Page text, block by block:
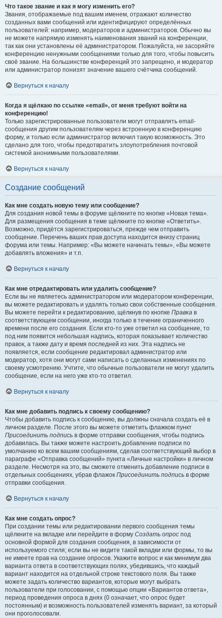
Что такое звание и как я могу изменить его?
Звания, отображаемые под вашим именем, отражают количество
созданных вами сообщений или идентифицируют определённых
пользователей: например, модераторов и администраторов. Обычно вы
не можете напрямую изменять наименования званий на конференции,
так как они установлены её администратором. Пожалуйста, не засоряйте
конференцию ненужными сообщениями только для того, чтобы повысить
своё звание. На большинстве конференций это запрещено, и модератор
или администратор понизят значение вашего счётчика сообщений.
Вернуться к началу
Когда я щёлкаю по ссылке «email», от меня требуют войти на
конференцию!
Только зарегистрированные пользователи могут отправлять email-
сообщения другим пользователям через встроенную в конференцию
форму, и только если администратор включил такую возможность. Это
сделано для того, чтобы предотвратить злоупотребления почтовой
системой анонимными пользователями.
Вернуться к началу
Создание сообщений
Как мне создать новую тему или сообщение?
Для создания новой темы в форуме щёлкните по кнопке «Новая тема».
Для размещения сообщения в теме щёлкните по кнопке «Ответить».
Возможно, придётся зарегистрироваться, прежде чем отправить
сообщение. Перечень ваших прав доступа находится внизу страниц
форума или темы. Например: «Вы можете начинать темы», «Вы можете
добавлять вложения» и т.п.
Вернуться к началу
Как мне отредактировать или удалить сообщение?
Если вы не являетесь администратором или модератором конференции,
вы можете редактировать и удалять только свои собственные сообщения.
Вы можете перейти к редактированию, щёлкнув по кнопке Правка в
соответствующем сообщении, иногда только в течение ограниченного
времени после его создания. Если кто-то уже ответил на сообщение, то
под ним появится небольшая надпись, которая показывает количество
правок, а также дату и время последней из них. Эта надпись не
появляется, если сообщение редактировал администратор или
модератор, хотя они могут сами написать о сделанных изменениях по
своему усмотрению. Учтите, что обычные пользователи не могут удалить
сообщение, если на него уже кто-то ответил.
Вернуться к началу
Как мне добавить подпись к своему сообщению?
Чтобы добавить подпись к сообщению, вы должны сначала создать её в
личном разделе. После этого вы можете отметить флажком пункт
Присоединить подпись в форме отправки сообщения, чтобы подпись
добавилась. Вы также можете настроить добавление подписи по
умолчанию ко всем вашим сообщениям, сделав соответствующий выбор в
параграфе «Отправка сообщений» пункта «Личные настройки» в личном
разделе. Несмотря на это, вы сможете отменить добавление подписи в
отдельных сообщениях, убрав флажок Присоединить подпись в форме
отправки сообщения.
Вернуться к началу
Как мне создать опрос?
При создании темы или редактировании первого сообщения темы
щёлкните на вкладке или перейдите в форму Создать опрос под
основной формой для создания сообщения, в зависимости от
используемого стиля; если вы не видите такой вкладки или формы, то вы
не имеете прав на создание опросов. Укажите вопрос и как минимум два
варианта ответа в соответствующих полях, убедившись, что каждый
вариант находится на отдельной строке текстового поля. Вы также
можете задать количество вариантов, которые могут выбрать
пользователи при голосовании, с помощью опции «Вариантов ответа»,
период проведения опроса в днях (0 означает, что опрос будет
постоянным) и возможность пользователей изменять вариант, за который
они проголосовали.